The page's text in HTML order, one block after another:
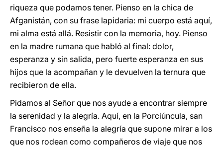
riqueza que podamos tener. Pienso en la chica de
Afganistán, con su frase lapidaria: mi cuerpo está aquí,
mi alma está allá. Resistir con la memoria, hoy. Pienso
en la madre rumana que habló al final: dolor,
esperanza y sin salida, pero fuerte esperanza en sus
hijos que la acompañan y le devuelven la ternura que
recibieron de ella.
Pidamos al Señor que nos ayude a encontrar siempre
la serenidad y la alegría. Aquí, en la Porciúncula, san
Francisco nos enseña la alegría que supone mirar a los
que nos rodean como compañeros de viaje que nos